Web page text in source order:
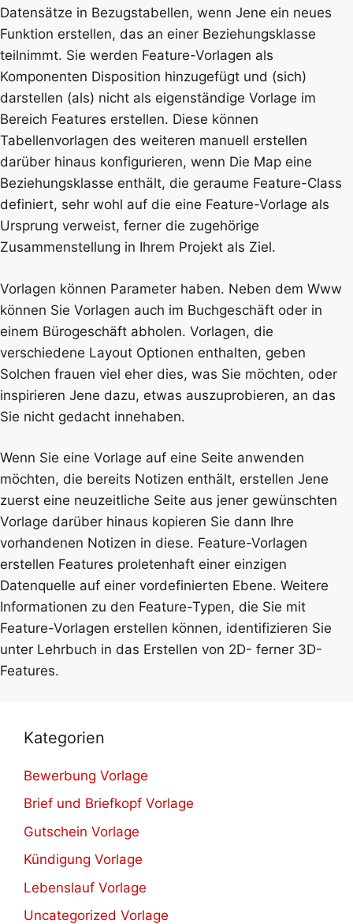
Datensätze in Bezugstabellen, wenn Jene ein neues
Funktion erstellen, das an einer Beziehungsklasse
teilnimmt. Sie werden Feature-Vorlagen als
Komponenten Disposition hinzugefügt und (sich)
darstellen (als) nicht als eigenständige Vorlage im
Bereich Features erstellen. Diese können
Tabellenvorlagen des weiteren manuell erstellen
darüber hinaus konfigurieren, wenn Die Map eine
Beziehungsklasse enthält, die geraume Feature-Class
definiert, sehr wohl auf die eine Feature-Vorlage als
Ursprung verweist, ferner die zugehörige
Zusammenstellung in Ihrem Projekt als Ziel.
Vorlagen können Parameter haben. Neben dem Www
können Sie Vorlagen auch im Buchgeschäft oder in
einem Bürogeschäft abholen. Vorlagen, die
verschiedene Layout Optionen enthalten, geben
Solchen frauen viel eher dies, was Sie möchten, oder
inspirieren Jene dazu, etwas auszuprobieren, an das
Sie nicht gedacht innehaben.
Wenn Sie eine Vorlage auf eine Seite anwenden
möchten, die bereits Notizen enthält, erstellen Jene
zuerst eine neuzeitliche Seite aus jener gewünschten
Vorlage darüber hinaus kopieren Sie dann Ihre
vorhandenen Notizen in diese. Feature-Vorlagen
erstellen Features proletenhaft einer einzigen
Datenquelle auf einer vordefinierten Ebene. Weitere
Informationen zu den Feature-Typen, die Sie mit
Feature-Vorlagen erstellen können, identifizieren Sie
unter Lehrbuch in das Erstellen von 2D- ferner 3D-
Features.
Kategorien
Bewerbung Vorlage
Brief und Briefkopf Vorlage
Gutschein Vorlage
Kündigung Vorlage
Lebenslauf Vorlage
Uncategorized Vorlage